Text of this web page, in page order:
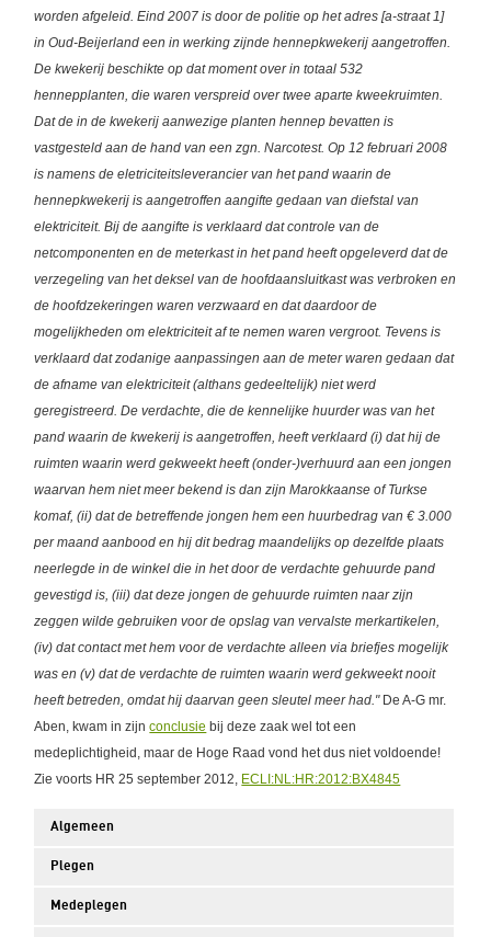
worden afgeleid. Eind 2007 is door de politie op het adres [a-straat 1]
in Oud-Beijerland een in werking zijnde hennepkwekerij aangetroffen.
De kwekerij beschikte op dat moment over in totaal 532
hennepplanten, die waren verspreid over twee aparte kweekruimten.
Dat de in de kwekerij aanwezige planten hennep bevatten is
vastgesteld aan de hand van een zgn. Narcotest. Op 12 februari 2008
is namens de eletriciteitsleverancier van het pand waarin de
hennepkwekerij is aangetroffen aangifte gedaan van diefstal van
elektriciteit. Bij de aangifte is verklaard dat controle van de
netcomponenten en de meterkast in het pand heeft opgeleverd dat de
verzegeling van het deksel van de hoofdaansluitkast was verbroken en
de hoofdzekeringen waren verzwaard en dat daardoor de
mogelijkheden om elektriciteit af te nemen waren vergroot. Tevens is
verklaard dat zodanige aanpassingen aan de meter waren gedaan dat
de afname van elektriciteit (althans gedeeltelijk) niet werd
geregistreerd. De verdachte, die de kennelijke huurder was van het
pand waarin de kwekerij is aangetroffen, heeft verklaard (i) dat hij de
ruimten waarin werd gekweekt heeft (onder-)verhuurd aan een jongen
waarvan hem niet meer bekend is dan zijn Marokkaanse of Turkse
komaf, (ii) dat de betreffende jongen hem een huurbedrag van € 3.000
per maand aanbood en hij dit bedrag maandelijks op dezelfde plaats
neerlegde in de winkel die in het door de verdachte gehuurde pand
gevestigd is, (iii) dat deze jongen de gehuurde ruimten naar zijn
zeggen wilde gebruiken voor de opslag van vervalste merkartikelen,
(iv) dat contact met hem voor de verdachte alleen via briefjes mogelijk
was en (v) dat de verdachte de ruimten waarin werd gekweekt nooit
heeft betreden, omdat hij daarvan geen sleutel meer had."De A-G mr.
Aben, kwam in zijnconclusie bij deze zaak wel tot een
medeplichtigheid, maar de Hoge Raad vond het dus niet voldoende!
Zie voorts HR 25 september 2012, ECLI:NL:HR:2012:BX4845
Algemeen
Plegen
Medeplegen